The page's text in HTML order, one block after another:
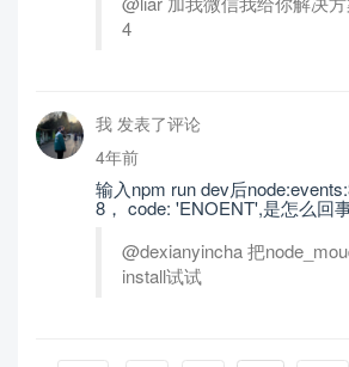
4
我 发表了评论
4年前
输入npm run dev后
8， code: 'ENOENT',是怎么回
@dexianyincha 把
install试试